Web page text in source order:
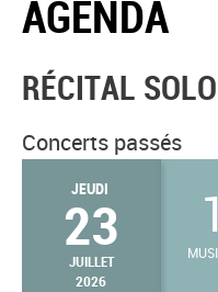
AGENDA
RÉCITAL
Concerts passés
JEUDI
23
JUILLET
2026